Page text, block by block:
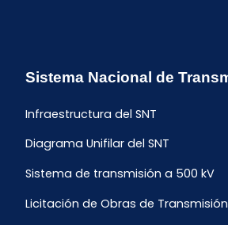
Sistema Nacional de
Infraestructura del SNT
Diagrama Unifilar del SNT
Sistema de transmisión a 500 kV
Licitación de Obras de Transmisión